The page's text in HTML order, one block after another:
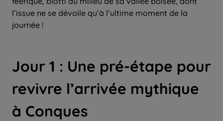
l’issue ne se dévoile qu’à l’ultime moment de la
journée !
Jour 1 : Une pré-étape pour
revivre l’arrivée mythique
à Conques